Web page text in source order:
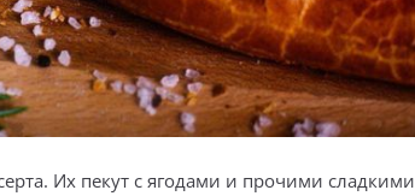
Их пекут с ягодами и прочими сладкими